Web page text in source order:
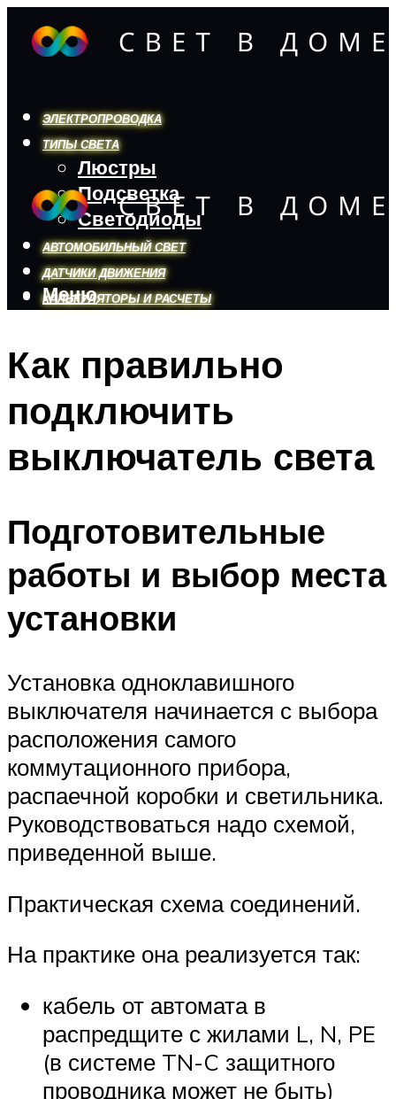
ЭЛЕКТРОПРОВОДКА
ТИПЫ СВЕТА
Люстры
Подсветка
Светодиоды
АВТОМОБИЛЬНЫЙ СВЕТ
ДАТЧИКИ ДВИЖЕНИЯ
КАЛЬКУЛЯТОРЫ И РАСЧЕТЫ
Меню
Меню
Как правильно
подключить
выключатель света
Подготовительные
работы и выбор места
установки
Установка одноклавишного
выключателя начинается с выбора
расположения самого
коммутационного прибора,
распаечной коробки и светильника.
Руководствоваться надо схемой,
приведенной выше.
Практическая схема соединений.
На практике она реализуется так:
кабель от автомата в
распредщите с жилами L, N, PE
(в системе TN-C защитного
проводника может не быть)